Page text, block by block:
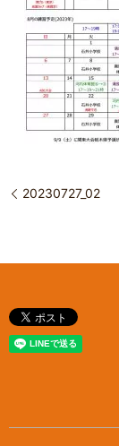
20230727_02